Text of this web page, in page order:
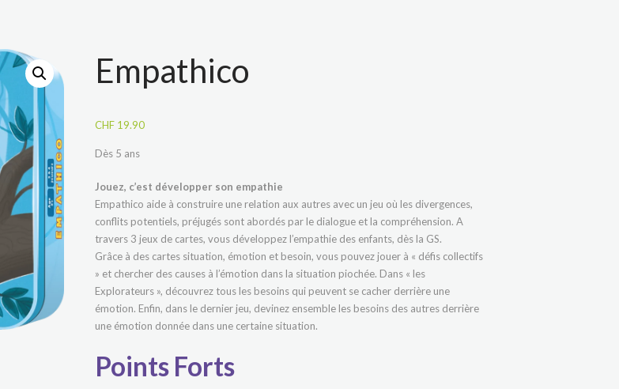
Empathico
CHF 19.90
Dès 5 ans
Jouez, c’est développer son empathie
Empathico aide à construire une relation aux autres avec un jeu où les divergences,
conflits potentiels, préjugés sont abordés par le dialogue et la compréhension. A
travers 3 jeux de cartes, vous développez l’empathie des enfants, dès la GS.
Grâce à des cartes situation, émotion et besoin, vous pouvez jouer à « défis collectifs
» et chercher des causes à l’émotion dans la situation piochée. Dans « les
Explorateurs », découvrez tous les besoins qui peuvent se cacher derrière une
émotion. Enfin, dans le dernier jeu, devinez ensemble les besoins des autres derrière
une émotion donnée dans une certaine situation.
Points Forts